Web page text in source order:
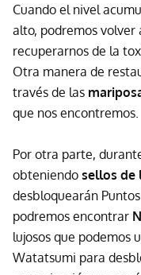
Cuando el nivel
alto, podremos volver
recuperarnos de la
Otra manera de
través de las
que nos encontremos.
Por otra parte,
obteniendo sellos de
desbloquearán
podremos encontrar
lujosos que podemos
Watatsumi para